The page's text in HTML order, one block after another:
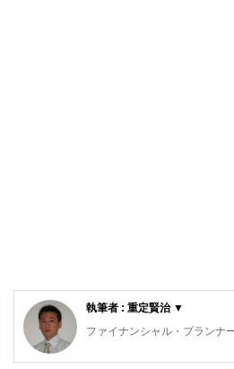
執筆者 : 重定賢治 ▼
ファイナンシャル・プランナ
明治大学法学部法律学科を卒